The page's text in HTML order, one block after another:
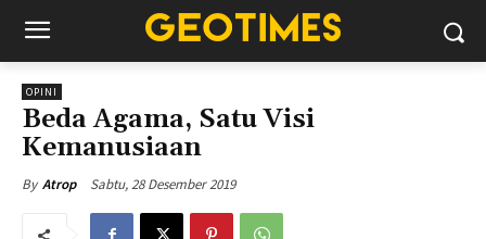
OPINI
Beda Agama, Satu Visi
Kemanusiaan
By Atrop Sabtu, 28 Desember 2019